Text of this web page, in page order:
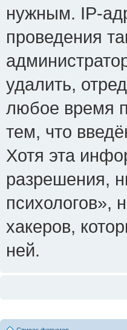
нужным. IP-
проведения
удалить,
любое время
тем, что
Хотя эта
разрешения,
психологов»,
хакеров,
ней.